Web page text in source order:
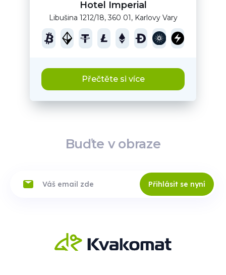
Hotel Imperial
Libušina 1212/18, 360 01, Karlovy Vary
Přečtěte si více
Buďte v obraze
Přihlásit se nyní